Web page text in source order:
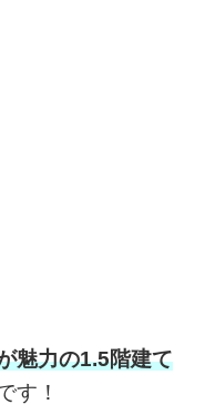
魅力の1.5階建て
す！